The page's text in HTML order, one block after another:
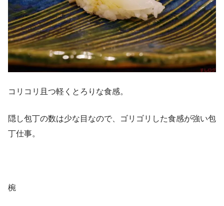
コリコリ且つ軽くとろりな食感。
隠し包丁の数は少な目なので、ゴリゴリした食感が強い包
丁仕事。
椀